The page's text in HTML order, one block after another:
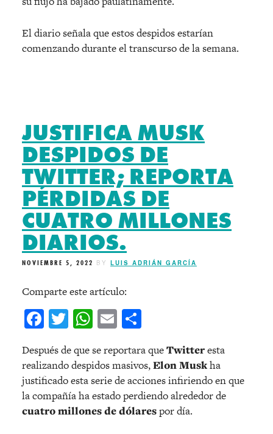
El diario señala que estos despidos estarían
comenzando durante el transcurso de la semana.
JUSTIFICA MUSK
DESPIDOS DE
TWITTER; REPORTA
PÉRDIDAS DE
CUATRO MILLONES
DIARIOS.
NOVIEMBRE 5, 2022 BY LUIS ADRIÁN GARCÍA
Comparte este artículo:
Facebook
Twitter
WhatsApp
Email
Después de que se reportara queTwitteresta
realizando despidos masivos,Elon Muskha
justificado esta serie de acciones infiriendo en que
la compañía ha estado perdiendo alrededor de
cuatro millones de dólarespor día.